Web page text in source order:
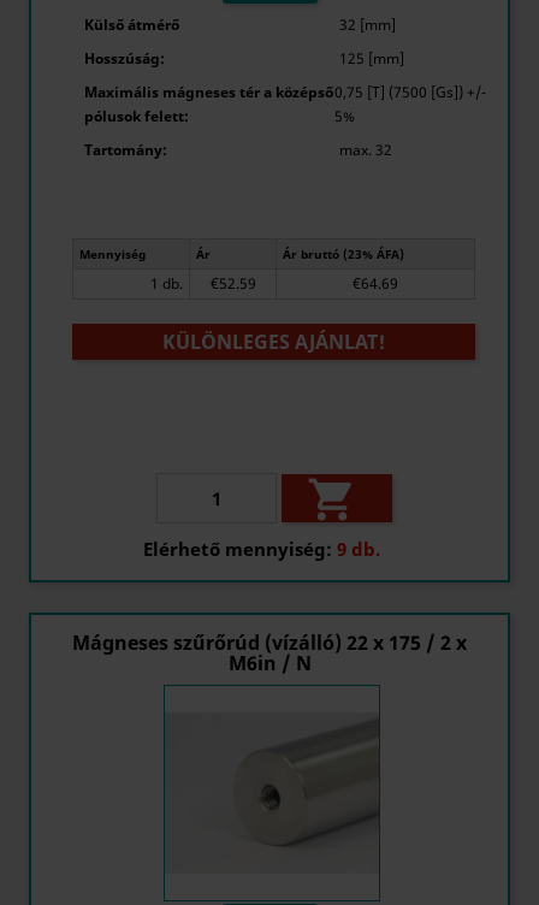
Külső átmérő
32 [mm]
Hosszúság:
125 [mm]
Maximális mágneses tér a középső
pólusok felett:
0,75 [T] (7500 [Gs]) +/-
5%
Tartomány:
max. 32
Mennyiség Ár Ár bruttó (23% ÁFA)
1 db. €52.59 €64.69
KÜLÖNLEGES AJÁNLAT!

Elérhető mennyiség: 9 db.
Mágneses szűrőrúd (vízálló) 22 x 175 / 2 x
M6in / N